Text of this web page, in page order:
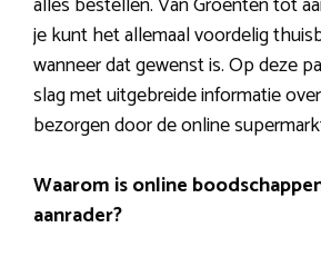
je kunt het allemaal voordelig
wanneer dat gewenst is. Op deze
slag met uitgebreide informatie
bezorgen door de online
Waarom is online
aanrader?